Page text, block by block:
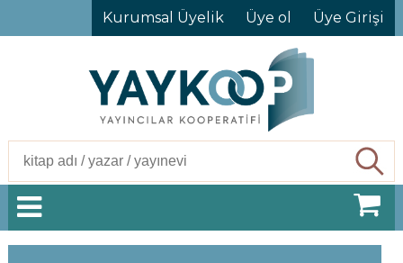
Kurumsal Üyelik Üye ol Üye Girişi